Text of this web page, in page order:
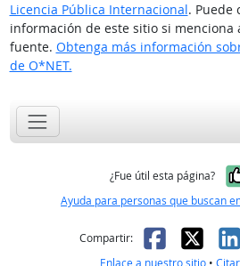
Licencia Pública Internacional. Puede
información de este sitio si menciona
fuente. Obtenga más información
de O*NET.
¿Fue útil esta página?
Ayuda para personas que buscan
Compartir: Facebook
X